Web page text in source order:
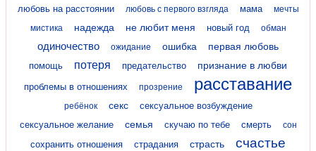
любовь на расстоянии любовь с первого взгляда мама
мечты
мистика
надежда не любит меня новый год обман
одиночество ожидание ошибка первая любовь
помощь потеря предательство признание в любви
проблемы в отношениях прозрение расставание
ребёнок секс
сексуальное возбуждение
сексуальное желание
семья скучаю по тебе смерть сон
сохранить отношения страдания страсть счастье